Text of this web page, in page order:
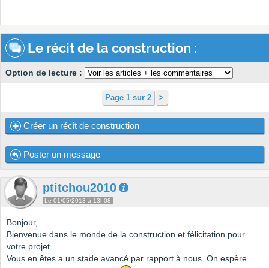
Le récit de la construction :
Option de lecture :
Page 1 sur 2 >
Créer un récit de construction
Poster un message
ptitchou2010
Le 01/05/2013 à 13h08
Bonjour,
Bienvenue dans le monde de la construction et félicitation pour
votre projet.
Vous en êtes a un stade avancé par rapport à nous. On espère